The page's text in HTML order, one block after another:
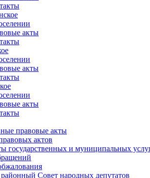
акты
акты
акты
правовые акты
актов
государственных и муниципальных
Совет народных депутатов